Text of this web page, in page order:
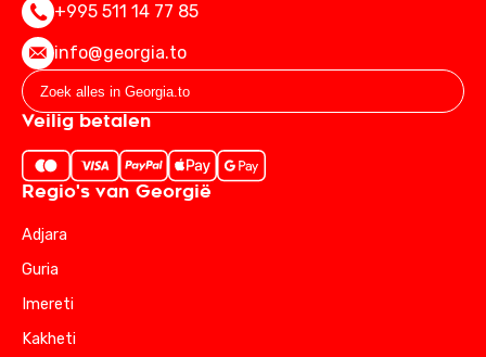
+995 511 14 77 85
info@georgia.to
Veilig betalen
Regio's van Georgië
Adjara
Guria
Imereti
Kakheti